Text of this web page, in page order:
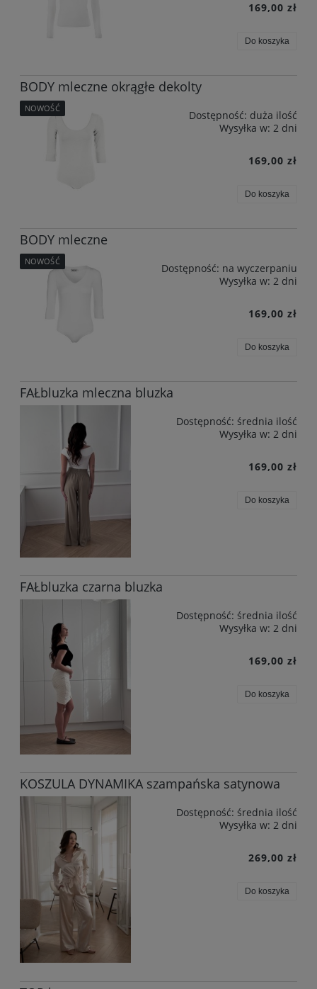
169,00 zł
Do koszyka
BODY mleczne okrągłe dekolty
Dostępność: duża ilość
Wysyłka w: 2 dni
169,00 zł
Do koszyka
NOWOŚĆ
BODY mleczne
Dostępność: na wyczerpaniu
Wysyłka w: 2 dni
169,00 zł
Do koszyka
NOWOŚĆ
FAŁbluzka mleczna bluzka
Dostępność: średnia ilość
Wysyłka w: 2 dni
169,00 zł
Do koszyka
FAŁbluzka czarna bluzka
Dostępność: średnia ilość
Wysyłka w: 2 dni
169,00 zł
Do koszyka
KOSZULA DYNAMIKA szampańska satynowa
Dostępność: średnia ilość
Wysyłka w: 2 dni
269,00 zł
Do koszyka